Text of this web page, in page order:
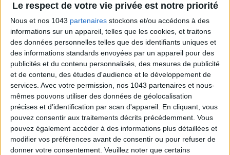
Le respect de votre vie privée est notre priorité
Nous et nos 1043 partenaires stockons et/ou accédons à des
informations sur un appareil, telles que les cookies, et traitons
des données personnelles telles que des identifiants uniques et
des informations standards envoyées par un appareil pour des
publicités et du contenu personnalisés, des mesures de publicité
et de contenu, des études d'audience et le développement de
services. Avec votre permission, nos 1043 partenaires et nous-
mêmes pouvons utiliser des données de géolocalisation
précises et d’identification par scan d'appareil. En cliquant, vous
pouvez consentir aux traitements décrits précédemment. Vous
pouvez également accéder à des informations plus détaillées et
modifier vos préférences avant de consentir ou pour refuser de
donner votre consentement. Veuillez noter que certains
ADOPT PARFUMS IS REVOLUTIONIZING AFFORDABLE MADE-IN-FRANCE
FRAGRANCES